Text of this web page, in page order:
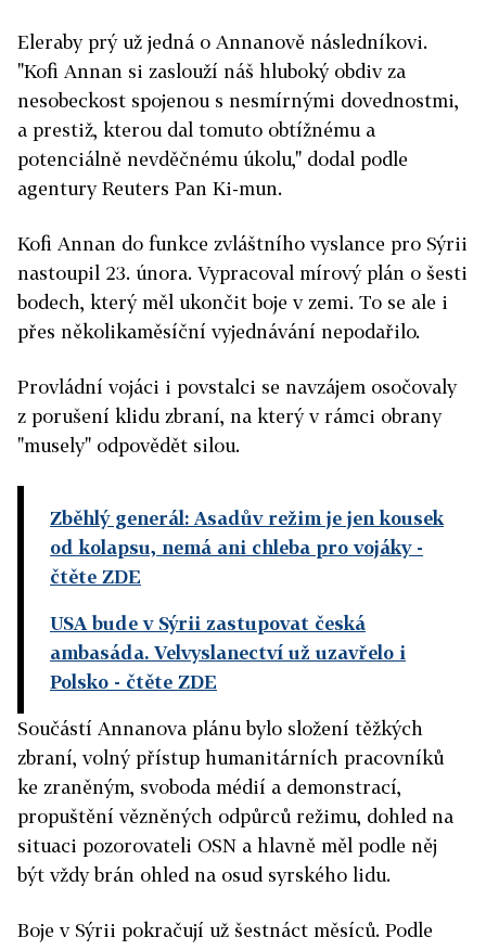
Eleraby prý už jedná o Annanově následníkovi.
"Kofi Annan si zaslouží náš hluboký obdiv za
nesobeckost spojenou s nesmírnými dovednostmi,
a prestiž, kterou dal tomuto obtížnému a
potenciálně nevděčnému úkolu," dodal podle
agentury Reuters Pan Ki-mun.
Kofi Annan do funkce zvláštního vyslance pro Sýrii
nastoupil 23. února. Vypracoval mírový plán o šesti
bodech, který měl ukončit boje v zemi. To se ale i
přes několikaměsíční vyjednávání nepodařilo.
Provládní vojáci i povstalci se navzájem osočovaly
z porušení klidu zbraní, na který v rámci obrany
"musely" odpovědět silou.
Zběhlý generál: Asadův režim je jen kousek
od kolapsu, nemá ani chleba pro vojáky-
čtěte ZDE
USA bude v Sýrii zastupovat česká
ambasáda. Velvyslanectví už uzavřelo i
Polsko - čtěte ZDE
Součástí Annanova plánu bylo složení těžkých
zbraní, volný přístup humanitárních pracovníků
ke zraněným, svoboda médií a demonstrací,
propuštění vězněných odpůrců režimu, dohled na
situaci pozorovateli OSN a hlavně měl podle něj
být vždy brán ohled na osud syrského lidu.
Boje v Sýrii pokračují už šestnáct měsíců. Podle